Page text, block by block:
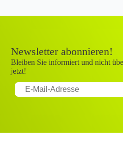
bindet
Newsletter abonnieren!
Bleiben Sie informiert und nicht
jetzt!